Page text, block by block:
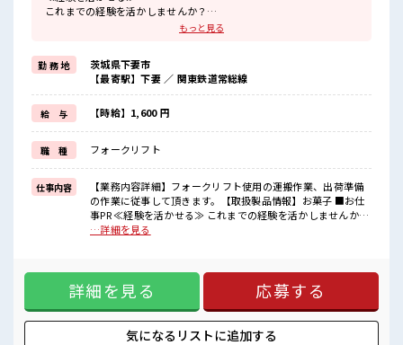
これまでの経験を活かしませんか？
≪1日1時間程の残業で収入アップ≫
残業は月20時間未満で、
ほどよく稼げます♪
≪ラクラク制服アリ≫
制服があるので、
毎日の服装の悩み解消♪
≪収入アップを目指せる≫
高時給だらけの派遣のお仕事です！
■職場の雰囲気
“コジンマリ”が好きな方にもお勧め！！
少人数の職場です♪
休憩室で楽しくおしゃべり！
ロッカー付き職場♪
もっと見る
勤 務 地
茨城県下妻市
【最寄駅】下妻 ／ 関東鉄道常総線
給 与 【時給】1,600 円
職 種 フォークリフト
仕事内容
【業務内容詳細】フォークリフト使用の運搬作業、出荷準備
の作業に従事して頂きます。【取扱製品情報】お菓子 ■お仕
事PR ≪経験を活かせる≫ これまでの経験を活かしませんか？
ブランクがあっても大丈夫♪ 経験はちょっとだけ…という方
るので、 毎日の服装の悩み解消♪ ≪収入アップを目指せる≫
高時給だらけの派遣のお仕事です！ ■職場の雰囲気 “コジン
マリ”が好きな方にもお勧め！！ 少人数の職場です♪ 休憩室
で楽しくおしゃべり！ ストレス解消☆ 持ち物が多いあなたに
もぴったり☆ ロッカー付き職場♪
…詳細を見る
詳細を見る 応募する
気になるリストに追加する